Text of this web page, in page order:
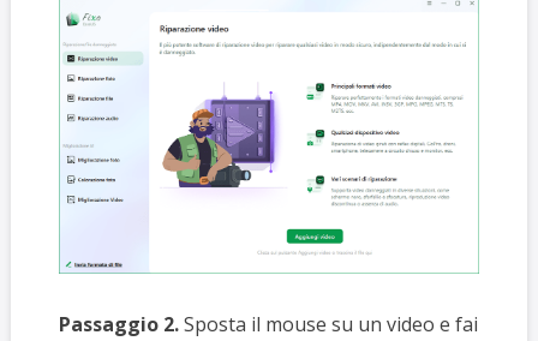
Passaggio 2.Sposta il mouse su un video e fai